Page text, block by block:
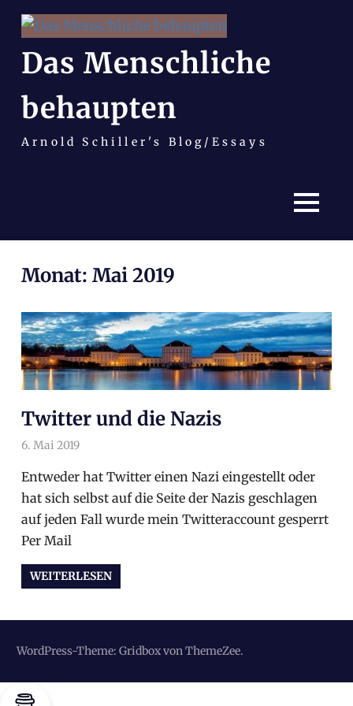
Inhalt
Das Menschliche
behaupten
Arnold Schiller's Blog/Essays
MENÜ
Monat: Mai 2019
Twitter und die Nazis
6. Mai 2019
Entweder hat Twitter einen Nazi eingestellt oder
hat sich selbst auf die Seite der Nazis geschlagen
auf jeden Fall wurde mein Twitteraccount gesperrt
Per Mail
WEITERLESEN
WordPress-Theme: Gridbox von ThemeZee.